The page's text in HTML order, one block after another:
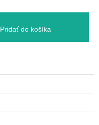
Pridať do košíka